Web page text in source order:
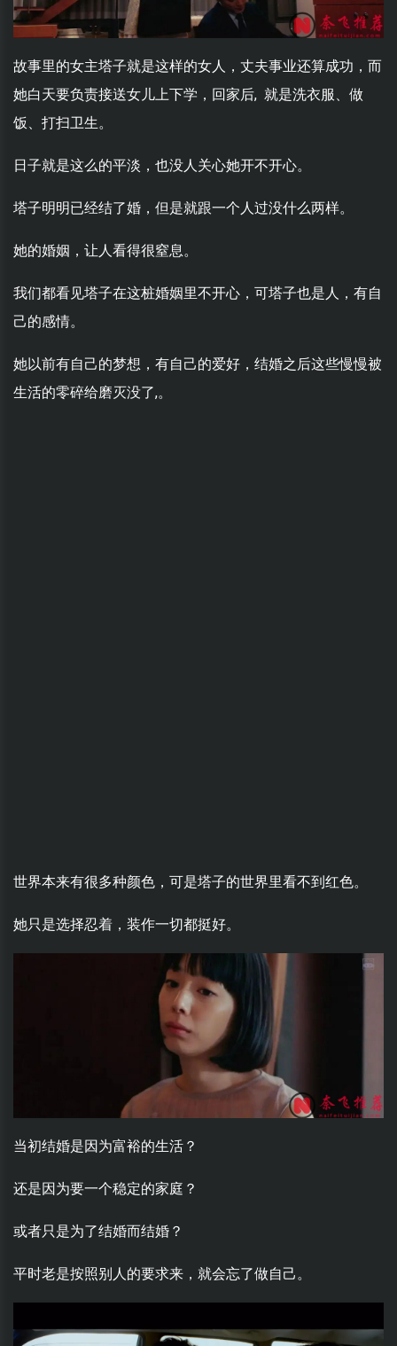
故事里的女主塔子就是这样的女人，丈夫事业还算成功，而
她白天要负责接送女儿上下学，回家后, 就是洗衣服、做
饭、打扫卫生。
日子就是这么的平淡，也没人关心她开不开心。
塔子明明已经结了婚，但是就跟一个人过没什么两样。
她的婚姻，让人看得很窒息。
我们都看见塔子在这桩婚姻里不开心，可塔子也是人，有自
己的感情。
她以前有自己的梦想，有自己的爱好，结婚之后这些慢慢被
生活的零碎给磨灭没了,。
世界本来有很多种颜色，可是塔子的世界里看不到红色。
她只是选择忍着，装作一切都挺好。
当初结婚是因为富裕的生活？
还是因为要一个稳定的家庭？
或者只是为了结婚而结婚？
平时老是按照别人的要求来，就会忘了做自己。